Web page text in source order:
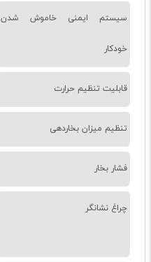
سیستم ایمنی خاموش شدن
خودکار
قابلیت تنظیم حرارت
تنظیم میزان بخاردهی
فشار بخار
چراغ نشانگر